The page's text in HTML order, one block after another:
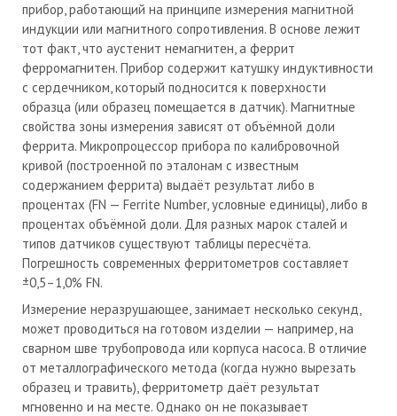
прибор, работающий на принципе измерения магнитной
индукции или магнитного сопротивления. В основе лежит
тот факт, что аустенит немагнитен, а феррит
ферромагнитен. Прибор содержит катушку индуктивности
с сердечником, который подносится к поверхности
образца (или образец помещается в датчик). Магнитные
свойства зоны измерения зависят от объёмной доли
феррита. Микропроцессор прибора по калибровочной
кривой (построенной по эталонам с известным
содержанием феррита) выдаёт результат либо в
процентах (FN — Ferrite Number, условные единицы), либо в
процентах объёмной доли. Для разных марок сталей и
типов датчиков существуют таблицы пересчёта.
Погрешность современных ферритометров составляет
±0,5–1,0% FN.
Измерение неразрушающее, занимает несколько секунд,
может проводиться на готовом изделии — например, на
сварном шве трубопровода или корпуса насоса. В отличие
от металлографического метода (когда нужно вырезать
образец и травить), ферритометр даёт результат
мгновенно и на месте. Однако он не показывает